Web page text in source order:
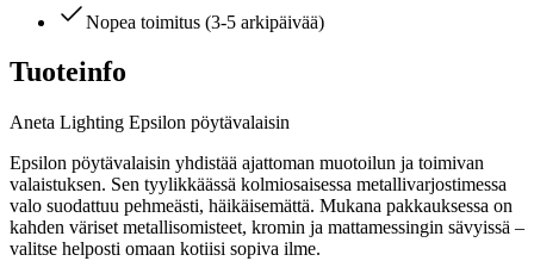
Nopea toimitus (3-5 arkipäivää)
Tuoteinfo
Aneta Lighting Epsilon pöytävalaisin
Epsilon pöytävalaisin yhdistää ajattoman muotoilun ja toimivan
valaistuksen. Sen tyylikkäässä kolmiosaisessa metallivarjostimessa
valo suodattuu pehmeästi, häikäisemättä. Mukana pakkauksessa on
kahden väriset metallisomisteet, kromin ja mattamessingin sävyissä –
valitse helposti omaan kotiisi sopiva ilme.